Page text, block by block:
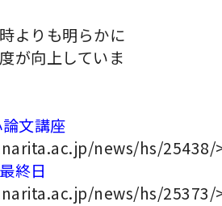
よりも明らかに
が向上していま
文講座
news/hs/25438/
終日
news/hs/25373/